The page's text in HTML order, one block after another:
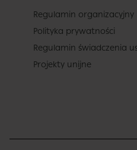
Regulamin organizacyjny
Polityka prywatności
Regulamin świadczenia
Projekty unijne